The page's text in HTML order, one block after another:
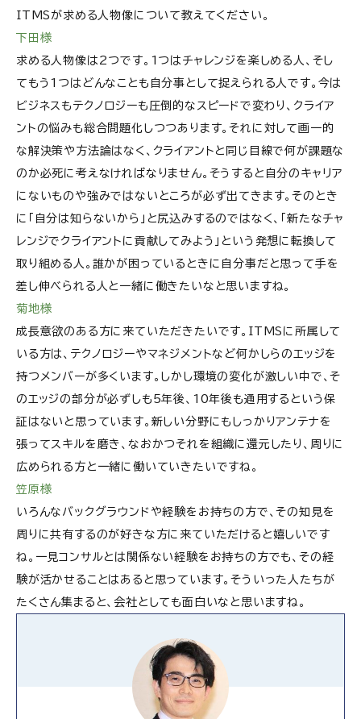
ITMSが求める人物像について教えてください。
下田様
求める人物像は2つです。1つはチャレンジを楽しめる人、そし
てもう1つはどんなことも自分事として捉えられる人です。今は
ビジネスもテクノロジーも圧倒的なスピードで変わり、クライア
ントの悩みも総合問題化しつつあります。それに対して画一的
な解決策や方法論はなく、クライアントと同じ目線で何が課題な
のか必死に考えなければなりません。そうすると自分のキャリア
にないものや強みではないところが必ず出てきます。そのとき
に「自分は知らないから」と尻込みするのではなく、「新たなチャ
レンジでクライアントに貢献してみよう」という発想に転換して
取り組める人。誰かが困っているときに自分事だと思って手を
差し伸べられる人と一緒に働きたいなと思いますね。
菊地様
成長意欲のある方に来ていただきたいです。ITMSに所属して
いる方は、テクノロジーやマネジメントなど何かしらのエッジを
持つメンバーが多くいます。しかし環境の変化が激しい中で、そ
のエッジの部分が必ずしも5年後、10年後も通用するという保
証はないと思っています。新しい分野にもしっかりアンテナを
張ってスキルを磨き、なおかつそれを組織に還元したり、周りに
広められる方と一緒に働いていきたいですね。
笠原様
いろんなバックグラウンドや経験をお持ちの方で、その知見を
周りに共有するのが好きな方に来ていただけると嬉しいです
ね。一見コンサルとは関係ない経験をお持ちの方でも、その経
験が活かせることはあると思っています。そういった人たちが
たくさん集まると、会社としても面白いなと思いますね。